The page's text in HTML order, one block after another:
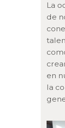
La
de
en
la